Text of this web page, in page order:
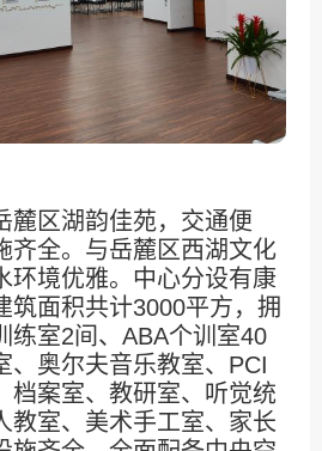
麓区湖韵佳苑，交通便
齐全。与岳麓区西湖文化
环境优雅。中心分设有康
筑面积共计3000平方，拥
练室2间、ABA个训室40
、奥尔夫音乐教室、PCI
档案室、教研室、听觉统
教室、美术手工室、家长